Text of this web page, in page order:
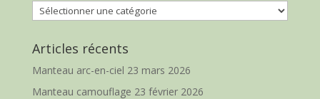
Catégories
Articles récents
Manteau arc-en-ciel 23 mars 2026
Manteau camouflage 23 février 2026